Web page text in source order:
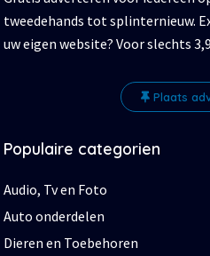
tweedehands tot splinternieuw.
uw eigen website? Voor slechts
Plaats
Populaire categorien
Audio, Tv en Foto
Auto onderdelen
Dieren en Toebehoren